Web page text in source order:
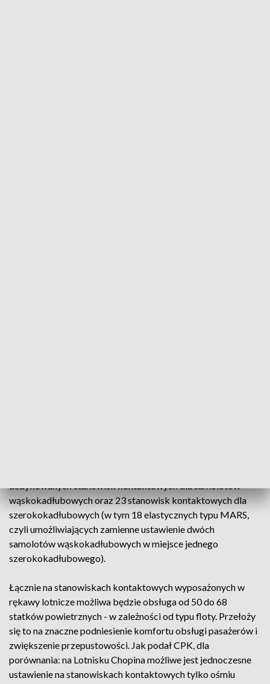
dedykowanych stanowisk kontaktowych dla samolotów
wąskokadłubowych oraz 23 stanowisk kontaktowych dla
szerokokadłubowych (w tym 18 elastycznych typu MARS,
czyli umożliwiających zamienne ustawienie dwóch
samolotów wąskokadłubowych w miejsce jednego
szerokokadłubowego).
Łącznie na stanowiskach kontaktowych wyposażonych w
rękawy lotnicze możliwa będzie obsługa od 50 do 68
statków powietrznych - w zależności od typu floty. Przełoży
się to na znaczne podniesienie komfortu obsługi pasażerów i
zwiększenie przepustowości. Jak podał CPK, dla
porównania: na Lotnisku Chopina możliwe jest jednoczesne
ustawienie na stanowiskach kontaktowych tylko ośmiu